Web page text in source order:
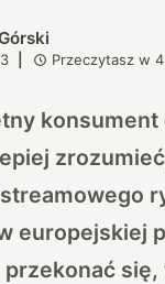
Przeczytasz w4
europejskiej
przekonać